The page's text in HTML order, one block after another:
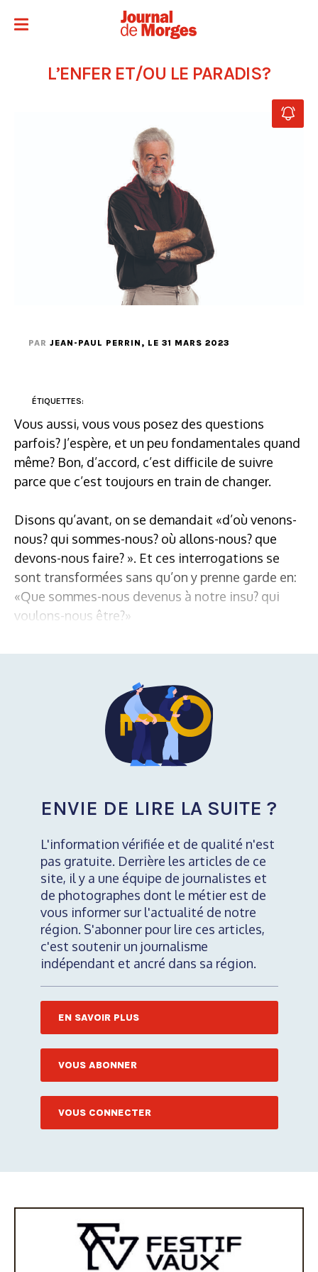
L’ENFER ET/OU LE PARADIS?
PAR JEAN-PAUL PERRIN , LE 31 MARS 2023
ÉTIQUETTES:
Vous aussi, vous vous posez des questions
parfois? J’espère, et un peu fondamentales quand
même? Bon, d’accord, c’est difficile de suivre
parce que c’est toujours en train de changer.
Disons qu’avant, on se demandait «d’où venons-
nous? qui sommes-nous? où allons-nous? que
devons-nous faire? ». Et ces interrogations se
sont transformées sans qu’on y prenne garde en:
«Que sommes-nous devenus à notre insu? qui
voulons-nous être?»
ENVIE DE LIRE LA SUITE ?
L'information vérifiée et de qualité n'est
pas gratuite. Derrière les articles de ce
site, il y a une équipe de journalistes et
de photographes dont le métier est de
vous informer sur l'actualité de notre
région. S'abonner pour lire ces articles,
c'est soutenir un journalisme
indépendant et ancré dans sa région.
EN SAVOIR PLUS
VOUS ABONNER
VOUS CONNECTER